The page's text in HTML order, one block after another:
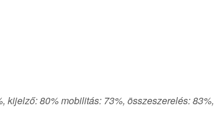
kijelző: 80% mobilitás: 73%, összeszerelés: 83%,